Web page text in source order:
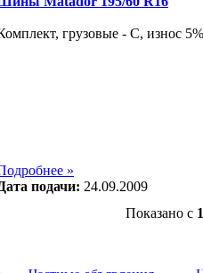
грузовые - С, износ 5%
»
подачи: 24.09.2009
Показано с 1